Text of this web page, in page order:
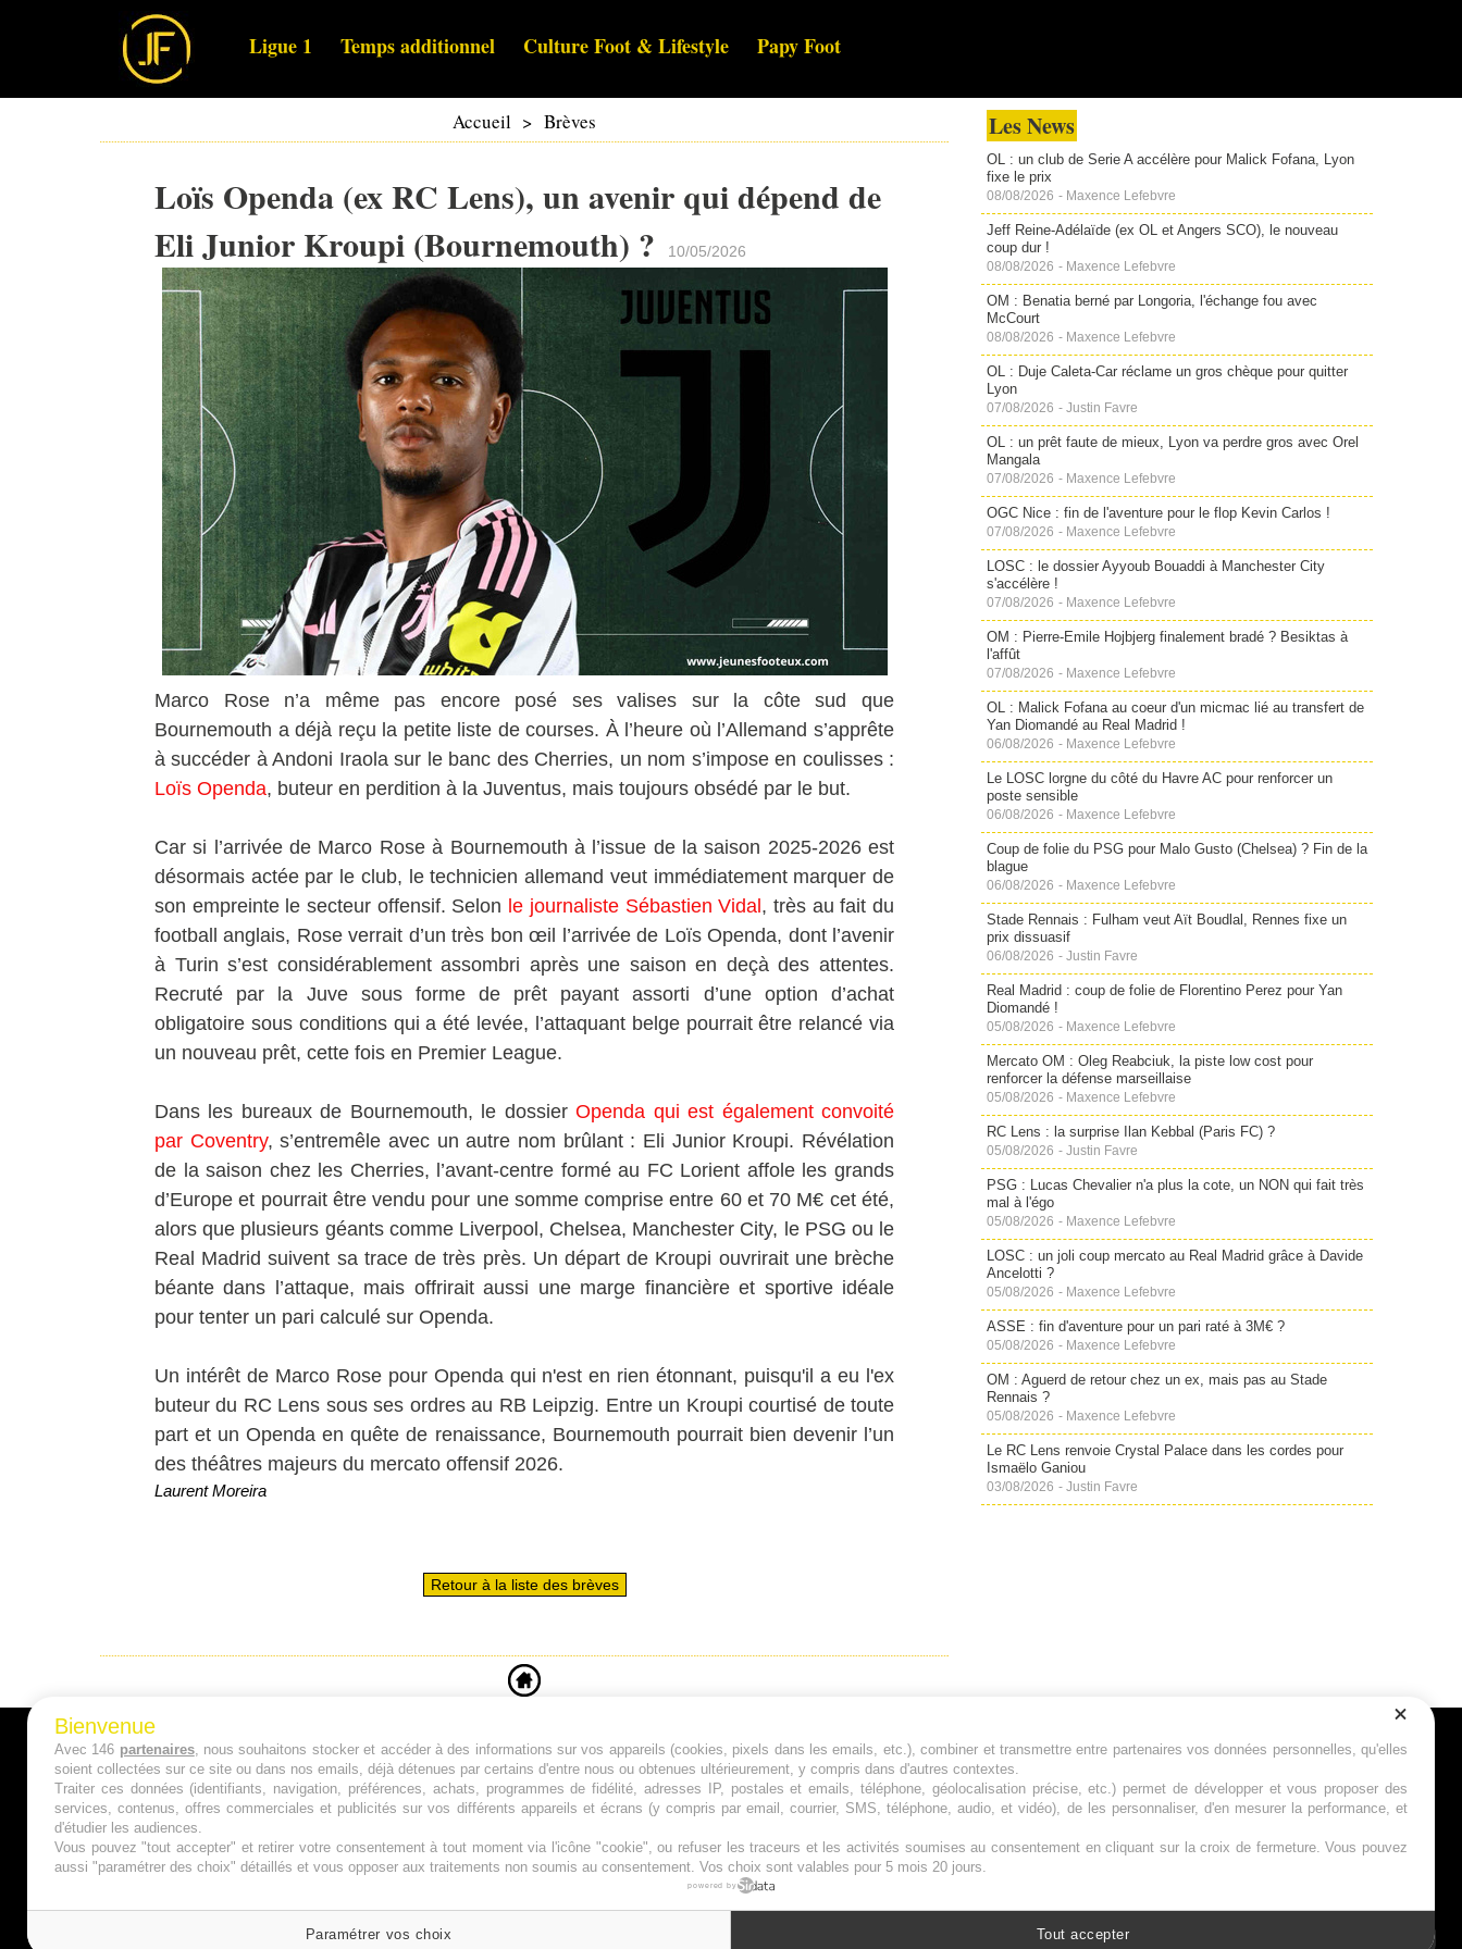
Ligue 1 Temps additionnel Culture Foot & Lifestyle Papy Foot
Accueil > Brèves
Loïs Openda (ex RC Lens), un avenir qui dépend de
Eli Junior Kroupi (Bournemouth) ?
10/05/2026
Marco Rose n’a même pas encore posé ses valises sur la côte sud que
Bournemouth a déjà reçu la petite liste de courses. À l’heure où l’Allemand s’apprête
à succéder à Andoni Iraola sur le banc des Cherries, un nom s’impose en coulisses :
Loïs Openda, buteur en perdition à la Juventus, mais toujours obsédé par le but.
Car si l’arrivée de Marco Rose à Bournemouth à l’issue de la saison 2025-2026 est
désormais actée par le club, le technicien allemand veut immédiatement marquer de
son empreinte le secteur offensif. Selon le journaliste Sébastien Vidal , très au fait du
football anglais, Rose verrait d’un très bon œil l’arrivée de Loïs Openda, dont l’avenir
à Turin s’est considérablement assombri après une saison en deçà des attentes.
Recruté par la Juve sous forme de prêt payant assorti d’une option d’achat
obligatoire sous conditions qui a été levée, l’attaquant belge pourrait être relancé via
un nouveau prêt, cette fois en Premier League.
Dans les bureaux de Bournemouth, le dossierOpenda qui est également convoité
par Coventry, s’entremêle avec un autre nom brûlant : Eli Junior Kroupi. Révélation
de la saison chez les Cherries, l’avant-centre formé au FC Lorient affole les grands
d’Europe et pourrait être vendu pour une somme comprise entre 60 et 70 M€ cet été,
alors que plusieurs géants comme Liverpool, Chelsea, Manchester City, le PSG ou le
Real Madrid suivent sa trace de très près. Un départ de Kroupi ouvrirait une brèche
béante dans l’attaque, mais offrirait aussi une marge financière et sportive idéale
pour tenter un pari calculé sur Openda.
Un intérêt de Marco Rose pour Openda qui n'est en rien étonnant, puisqu'il a eu l'ex
buteur du RC Lens sous ses ordres au RB Leipzig. Entre un Kroupi courtisé de toute
part et un Openda en quête de renaissance, Bournemouth pourrait bien devenir l’un
des théâtres majeurs du mercato offensif 2026.
Laurent Moreira
Retour à la liste des brèves
Les News
OL : un club de Serie A accélère pour Malick Fofana, Lyon
fixe le prix
08/08/2026 - Maxence Lefebvre
Jeff Reine-Adélaïde (ex OL et Angers SCO), le nouveau
coup dur !
08/08/2026 - Maxence Lefebvre
OM : Benatia berné par Longoria, l'échange fou avec
McCourt
08/08/2026 - Maxence Lefebvre
OL : Duje Caleta-Car réclame un gros chèque pour quitter
Lyon
07/08/2026 - Justin Favre
OL : un prêt faute de mieux, Lyon va perdre gros avec Orel
Mangala
07/08/2026 - Maxence Lefebvre
OGC Nice : fin de l'aventure pour le flop Kevin Carlos !
07/08/2026 - Maxence Lefebvre
LOSC : le dossier Ayyoub Bouaddi à Manchester City
s'accélère !
07/08/2026 - Maxence Lefebvre
OM : Pierre-Emile Hojbjerg finalement bradé ? Besiktas à
l'affût
07/08/2026 - Maxence Lefebvre
OL : Malick Fofana au coeur d'un micmac lié au transfert de
Yan Diomandé au Real Madrid !
06/08/2026 - Maxence Lefebvre
Le LOSC lorgne du côté du Havre AC pour renforcer un
poste sensible
06/08/2026 - Maxence Lefebvre
Coup de folie du PSG pour Malo Gusto (Chelsea) ? Fin de la
blague
06/08/2026 - Maxence Lefebvre
Stade Rennais : Fulham veut Aït Boudlal, Rennes fixe un
prix dissuasif
06/08/2026 - Justin Favre
Real Madrid : coup de folie de Florentino Perez pour Yan
Diomandé !
05/08/2026 - Maxence Lefebvre
Mercato OM : Oleg Reabciuk, la piste low cost pour
renforcer la défense marseillaise
05/08/2026 - Maxence Lefebvre
RC Lens : la surprise Ilan Kebbal (Paris FC) ?
05/08/2026 - Justin Favre
PSG : Lucas Chevalier n'a plus la cote, un NON qui fait très
mal à l'égo
05/08/2026 - Maxence Lefebvre
LOSC : un joli coup mercato au Real Madrid grâce à Davide
Ancelotti ?
05/08/2026 - Maxence Lefebvre
ASSE : fin d'aventure pour un pari raté à 3M€ ?
05/08/2026 - Maxence Lefebvre
OM : Aguerd de retour chez un ex, mais pas au Stade
Rennais ?
05/08/2026 - Maxence Lefebvre
Le RC Lens renvoie Crystal Palace dans les cordes pour
Ismaëlo Ganiou
03/08/2026 - Justin Favre
A PROPOS
Qui sommes nous ?
Mentions Légales
Politique de Cookies
Jeunesfooteux est un média sportif qui traite
principalement de l'actualité de la Ligue 1 et
des grosses actualités de la Ligue 2 et du
Plan du site | Syndication |Powered by WM
Suivez-nous
Bienvenue
Avec 146 partenaires, nous souhaitons stocker et accéder à des informations sur vos appareils (cookies, pixels dans les emails, etc.), combiner et transmettre entre partenaires vos données personnelles, qu'elles
soient collectées sur ce site ou dans nos emails, déjà détenues par certains d'entre nous ou obtenues ultérieurement, y compris dans d'autres contextes.
Traiter ces données (identifiants, navigation, préférences, achats, programmes de fidélité, adresses IP, postales et emails, téléphone, géolocalisation précise, etc.) permet de développer et vous proposer des
services, contenus, offres commerciales et publicités sur vos différents appareils et écrans (y compris par email, courrier, SMS, téléphone, audio, et vidéo), de les personnaliser, d'en mesurer la performance, et
d'étudier les audiences.
Vous pouvez "tout accepter" et retirer votre consentement à tout moment via l'icône "cookie", ou refuser les traceurs et les activités soumises au consentement en cliquant sur la croix de fermeture. Vous pouvez
aussi "paramétrer des choix" détaillés et vous opposer aux traitements non soumis au consentement. Vos choix sont valables pour 5 mois 20 jours.
powered by
Paramétrer vos choix Tout accepter